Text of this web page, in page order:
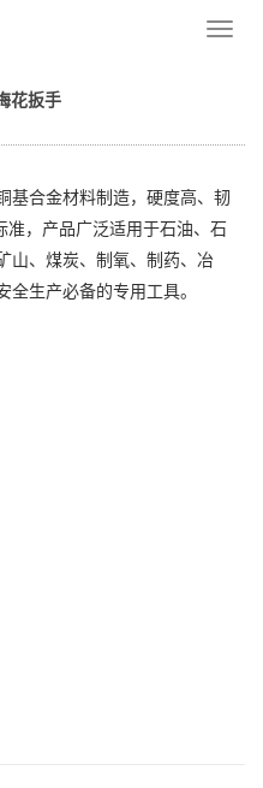
导
>> 防爆撬棒梅花扳手
花扳手
基合金材料制造，硬度高、韧
，产品广泛适用于石油、石
山、煤炭、制氧、制药、冶
生产必备的专用工具。